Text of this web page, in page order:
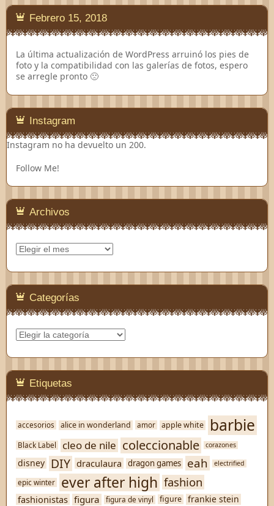
Febrero 15, 2018
La última actualización de WordPress arruinó los pies de
foto y la compatibilidad con las galerías de fotos, espero
se arregle pronto 🙁
Instagram
Instagram no ha devuelto un 200.
Follow Me!
Archivos
Archivos
Categorías
Categorías
Etiquetas
accesorios alice in wonderland amor apple white barbie
Black Label cleo de nile coleccionable corazones
disney DIY draculaura dragon games eah electrified
epic winter ever after high fashion
fashionistas figura figura de vinyl figure frankie stein